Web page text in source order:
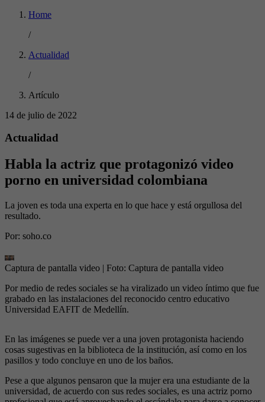
Home
/
Actualidad
/
Artículo
14 de julio de 2022
Actualidad
Habla la actriz que protagonizó video
porno en universidad colombiana
La joven es toda una experta en lo que hace y está orgullosa del
resultado.
Por: soho.co
Captura de pantalla video | Foto: Captura de pantalla video
Por medio de redes sociales se ha viralizado un video íntimo que fue
grabado en las instalaciones del reconocido centro educativo
Universidad EAFIT de Medellín.
En las imágenes se puede ver a una joven protagonista haciendo
cosas sugestivas en la biblioteca de la institución, así como en los
pasillos y todo concluye en uno de los baños.
Pese a que algunos pensaron que la mujer era una estudiante de la
universidad, de acuerdo con sus redes sociales, es una actriz porno